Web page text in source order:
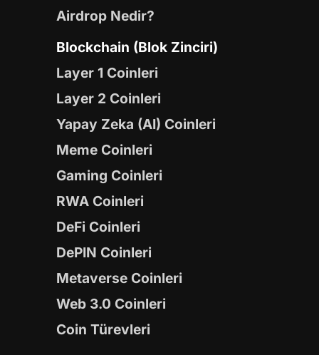
Airdrop Nedir?
Blockchain (Blok Zinciri)
Layer 1 Coinleri
Layer 2 Coinleri
Yapay Zeka (AI) Coinleri
Meme Coinleri
Gaming Coinleri
RWA Coinleri
DeFi Coinleri
DePIN Coinleri
Metaverse Coinleri
Web 3.0 Coinleri
Coin Türevleri